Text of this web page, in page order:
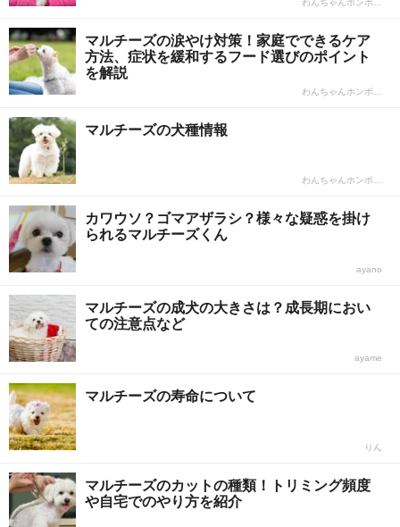
わんちゃんホンポ…
マルチーズの涙やけ対策！家庭でできるケア
方法、症状を緩和するフード選びのポイント
を解説
わんちゃんホンポ…
マルチーズの犬種情報
わんちゃんホンポ…
カワウソ？ゴマアザラシ？様々な疑惑を掛け
られるマルチーズくん
ayano
マルチーズの成犬の大きさは？成長期におい
ての注意点など
ayame
マルチーズの寿命について
りん
マルチーズのカットの種類！トリミング頻度
や自宅でのやり方を紹介